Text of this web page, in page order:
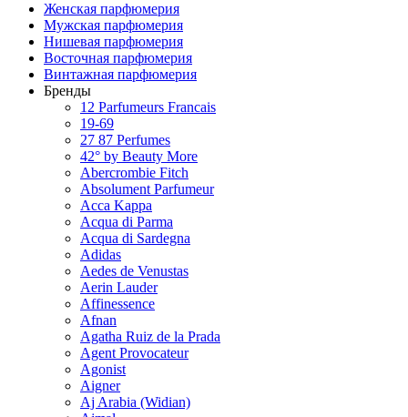
Женская парфюмерия
Мужская парфюмерия
Нишевая парфюмерия
Восточная парфюмерия
Винтажная парфюмерия
Бренды
12 Parfumeurs Francais
19-69
27 87 Perfumes
42° by Beauty More
Abercrombie Fitch
Absolument Parfumeur
Acca Kappa
Acqua di Parma
Acqua di Sardegna
Adidas
Aedes de Venustas
Aerin Lauder
Affinessence
Afnan
Agatha Ruiz de la Prada
Agent Provocateur
Agonist
Aigner
Aj Arabia (Widian)